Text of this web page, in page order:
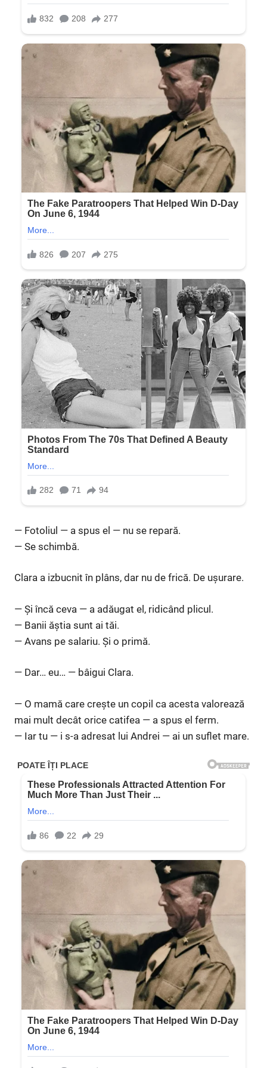
— Fotoliul — a spus el — nu se repară.
— Se schimbă.
Clara a izbucnit în plâns, dar nu de frică. De ușurare.
— Și încă ceva — a adăugat el, ridicând plicul.
— Banii ăștia sunt ai tăi.
— Avans pe salariu. Și o primă.
— Dar… eu… — bâigui Clara.
— O mamă care crește un copil ca acesta valorează
mai mult decât orice catifea — a spus el ferm.
— Iar tu — i s-a adresat lui Andrei — ai un suflet mare.